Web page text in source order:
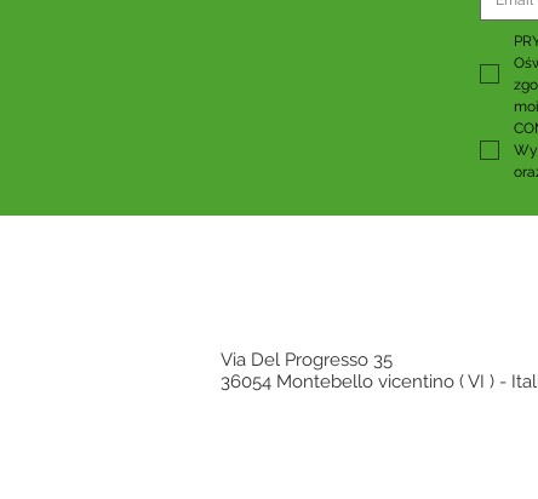
Via Del Progresso 35
36054 Montebello vicentino ( VI ) -